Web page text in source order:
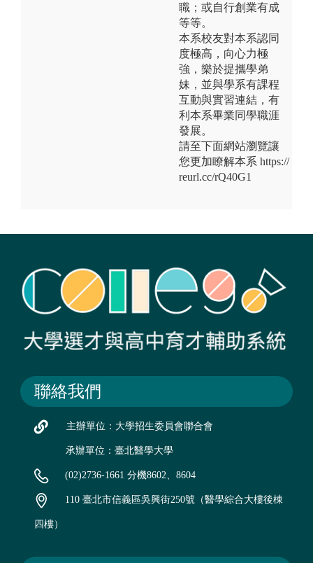
職；或自行創業有成
等等。
本系校友對本系認同
度極高，向心力極
強，樂於提攜學弟
妹，並與學系有課程
互動與實習連結，有
利本系畢業同學職涯
發展。
請至下面網站瀏覽讓
您更加瞭解本系 https://
reurl.cc/rQ40G1
聯絡我們
主辦單位：大學招生委員會聯合會
承辦單位：臺北醫學大學
(02)2736-1661 分機8602、8604
110 臺北市信義區吳興街250號（醫學綜合大樓後棟
四樓）